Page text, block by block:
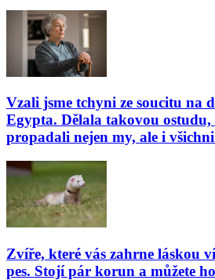
Vzali jsme tchyni ze soucitu na
Egypta. Dělala takovou ostudu,
propadali nejen my, ale i
Zvíře, které vás zahrne láskou
pes. Stojí pár korun a můžete